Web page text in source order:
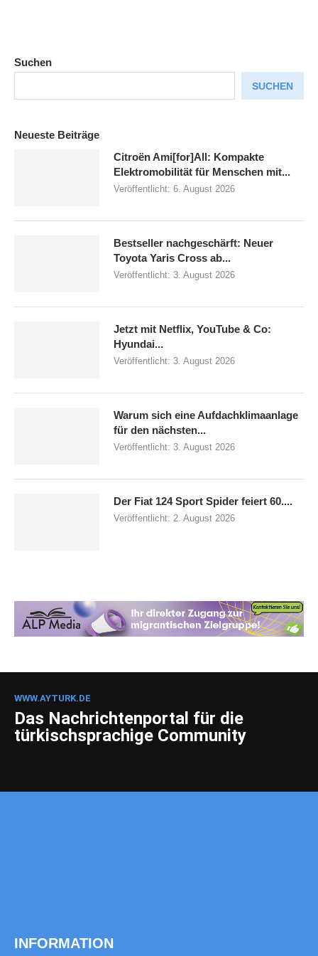
Suchen
SUCHEN
Neueste Beiträge
Citroën Ami[for]All: Kompakte
Elektromobilität für Menschen mit...
Veröffentlicht: 6. August 2026
Bestseller nachgeschärft: Neuer
Toyota Yaris Cross ab...
Veröffentlicht: 3. August 2026
Jetzt mit Netflix, YouTube & Co:
Hyundai...
Veröffentlicht: 3. August 2026
Warum sich eine Aufdachklimaanlage
für den nächsten...
Veröffentlicht: 3. August 2026
Der Fiat 124 Sport Spider feiert 60....
Veröffentlicht: 2. August 2026
INFORMATION
WWW.AYTURK.DE
Das Nachrichtenportal für die
türkischsprachige Community